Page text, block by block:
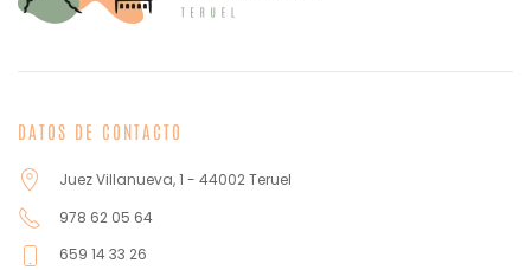
DATOS DE CONTACTO
Juez Villanueva, 1 - 44002 Teruel
978 62 05 64
659 14 33 26